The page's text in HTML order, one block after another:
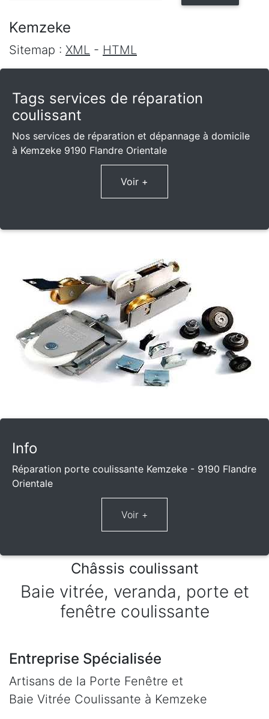
Kemzeke
Sitemap : XML - HTML
Tags services de réparation
coulissant
Nos services de réparation et dépannage à domicile
à Kemzeke 9190 Flandre Orientale
Voir +
Info
Réparation porte coulissante Kemzeke - 9190 Flandre
Orientale
Châssis coulissant
Baie vitrée, veranda, porte et
fenêtre coulissante
Entreprise Spécialisée
Artisans de la Porte Fenêtre et
Baie Vitrée Coulissante à Kemzeke